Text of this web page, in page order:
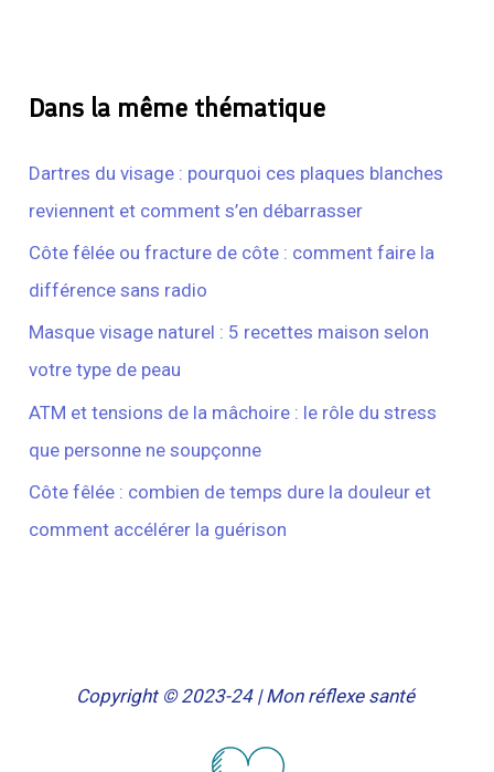
Dans la même thématique
Dartres du visage : pourquoi ces plaques blanches
reviennent et comment s’en débarrasser
Côte fêlée ou fracture de côte : comment faire la
différence sans radio
Masque visage naturel : 5 recettes maison selon
votre type de peau
ATM et tensions de la mâchoire : le rôle du stress
que personne ne soupçonne
Côte fêlée : combien de temps dure la douleur et
comment accélérer la guérison
Copyright © 2023-24 | Mon réflexe santé